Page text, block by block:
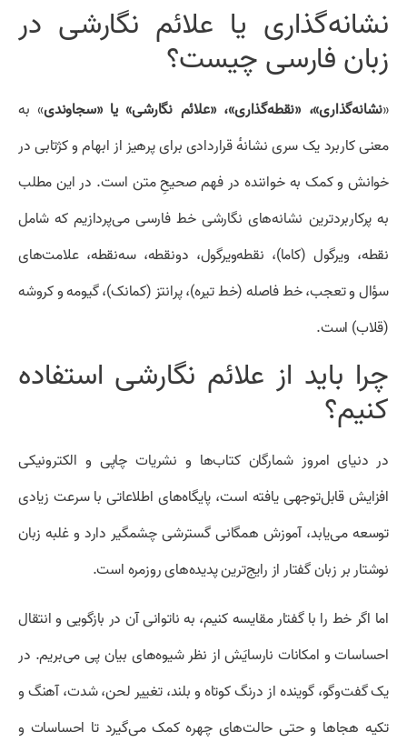
نشانه‌گذاری یا علائم نگارشی در
زبان فارسی چیست؟
«نشانه‌گذاری»، «نقطه‌گذاری»، «علائم نگارشی» یا «سجاوندی» به
معنی کاربرد یک سری نشانه‌ٔ قراردادی برای پرهیز از ابهام و کژتابی در
خوانش و کمک به خواننده در فهم صحیحِ متن است. در این مطلب
به پرکاربردترین نشانه‌های نگارشی خط فارسی می‌پردازیم که شامل
نقطه، ویرگول (کاما)، نقطه‌ویرگول، دونقطه، سه‌نقطه، علامت‌های
سؤال و تعجب، خط فاصله (خط تیره)، پرانتز (کمانک)، گیومه و کروشه
(قلاب) است.
چرا باید از علائم نگارشی استفاده
کنیم؟
در دنیای امروز شمارگان کتاب‌ها و نشریات چاپی و الکترونیکی
افزایش قابل‌توجهی یافته است، پایگاه‌های اطلاعاتی با سرعت زیادی
توسعه می‌یابد، آموزش همگانی گسترشی چشمگیر دارد و غلبه زبان
نوشتار بر زبان گفتار از رایج‌ترین پدیده‌های روزمره است.
اما اگر خط را با گفتار مقایسه کنیم، به ناتوانی آن در بازگویی و انتقال
احساسات و امکانات نارسایَش از نظر شیوه‌های بیان پی می‌بریم. در
یک گفت‌وگو، گوینده از درنگ کوتاه و بلند، تغییر لحن، شدت، آهنگ و
تکیه هجاها و حتی حالت‌های چهره کمک می‌گیرد تا احساسات و